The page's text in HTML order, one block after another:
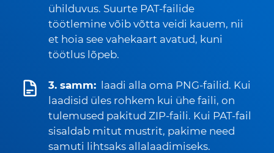
ühilduvus. Suurte PAT-failide
töötlemine võib võtta veidi kauem, nii
et hoia see vahekaart avatud, kuni
töötlus lõpeb.
3. samm:
laadi alla oma PNG-failid. Kui
laadisid üles rohkem kui ühe faili, on
tulemused pakitud ZIP-faili. Kui PAT-fail
sisaldab mitut mustrit, pakime need
samuti lihtsaks allalaadimiseks.